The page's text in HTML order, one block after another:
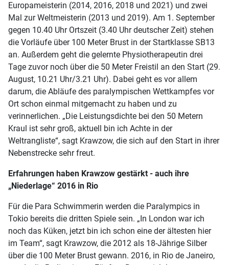
Europameisterin (2014, 2016, 2018 und 2021) und zwei
Mal zur Weltmeisterin (2013 und 2019). Am 1. September
gegen 10.40 Uhr Ortszeit (3.40 Uhr deutscher Zeit) stehen
die Vorläufe über 100 Meter Brust in der Startklasse SB13
an. Außerdem geht die gelernte Physiotherapeutin drei
Tage zuvor noch über die 50 Meter Freistil an den Start (29.
August, 10.21 Uhr/3.21 Uhr). Dabei geht es vor allem
darum, die Abläufe des paralympischen Wettkampfes vor
Ort schon einmal mitgemacht zu haben und zu
verinnerlichen. „Die Leistungsdichte bei den 50 Metern
Kraul ist sehr groß, aktuell bin ich Achte in der
Weltrangliste“, sagt Krawzow, die sich auf den Start in ihrer
Nebenstrecke sehr freut.
Erfahrungen haben Krawzow gestärkt - auch ihre
„Niederlage“ 2016 in Rio
Für die Para Schwimmerin werden die Paralympics in
Tokio bereits die dritten Spiele sein. „In London war ich
noch das Küken, jetzt bin ich schon eine der ältesten hier
im Team“, sagt Krawzow, die 2012 als 18-Jährige Silber
über die 100 Meter Brust gewann. 2016, in Rio de Janeiro,